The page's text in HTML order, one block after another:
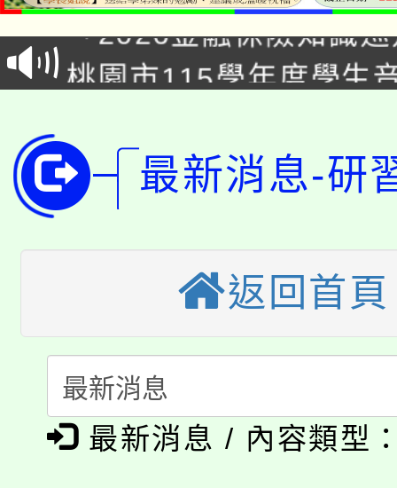
代理(課)教師甄選結果(
「2026金融保險知識
車」活動
桃園市115學年度學生
代理(課)教師甄選結果(
公告本校115學年度第
代理(課)教師甄選結果(
轉知中國文化大學推廣
《TA101》溝通分析基
程，歡迎學生輔導中心
心理、諮商輔導、社會
系所師生報名參加。
縣市「校園短影音徵
門員」簡章及活動海報
踴躍報名參加。
桃園市115學年度學生
要點
「桃園市補助參觀特色
展演活動實施計畫」
115年度「教育部表揚
義教育推展貢獻獎」
公告本校115學年度第
「2026金融保險知識
最新消息-研
返回首頁
最新消息 / 內容類型